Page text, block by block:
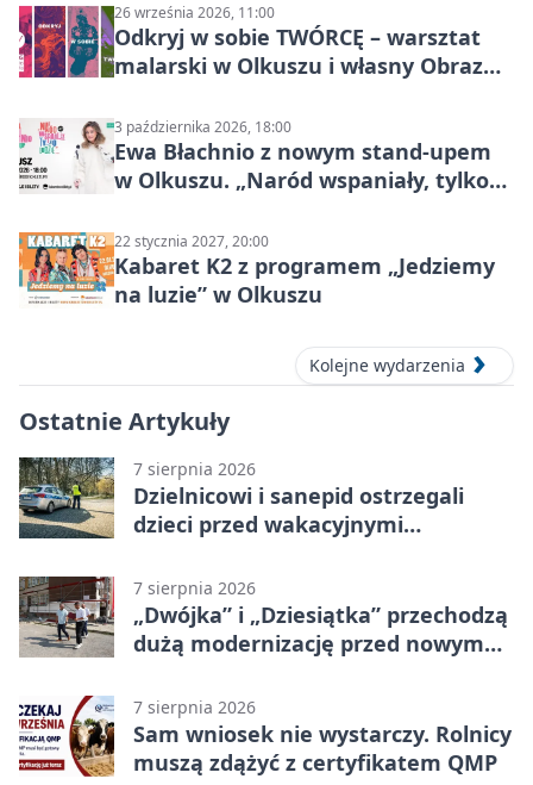
26 września 2026, 11:00
Odkryj w sobie TWÓRCĘ – warsztat
malarski w Olkuszu i własny Obraz
3 października 2026, 18:00
Ewa Błachnio z nowym stand-upem
w Olkuszu. „Naród wspaniały, tylko
22 stycznia 2027, 20:00
Kabaret K2 z programem „Jedziemy
na luzie” w Olkuszu
Kolejne wydarzenia
Ostatnie Artykuły
7 sierpnia 2026
Dzielnicowi i sanepid ostrzegali
dzieci przed wakacyjnymi
7 sierpnia 2026
„Dwójka” i „Dziesiątka” przechodzą
dużą modernizację przed nowym
7 sierpnia 2026
Sam wniosek nie wystarczy. Rolnicy
muszą zdążyć z certyfikatem QMP